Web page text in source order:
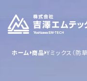
ホーム 商品 Yミックス（防